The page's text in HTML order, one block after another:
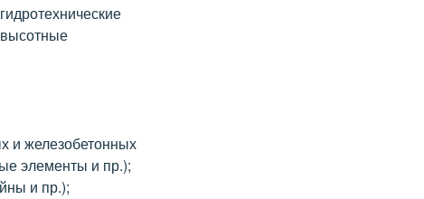
и железобетонных
элементы и пр.);
и пр.);